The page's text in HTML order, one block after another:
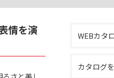
情を演
WEBカタ
カタログ